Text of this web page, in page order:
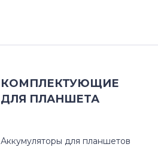
КОМПЛЕКТУЮЩИЕ
ДЛЯ ПЛАНШЕТА
Аккумуляторы для планшетов